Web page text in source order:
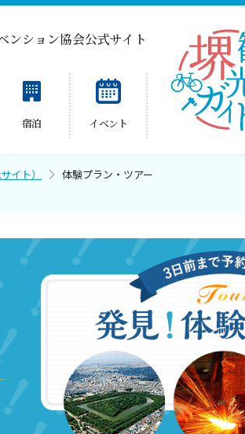
ンション協会公式サイト
宿泊 イベント
イト） 体験プラン・ツアー